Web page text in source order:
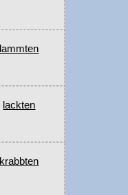
lammten
lackten
krabbten